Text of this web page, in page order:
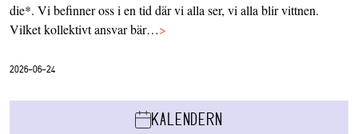
die*. Vi befinner oss i en tid där vi alla ser, vi alla blir vittnen.
Vilket kollektivt ansvar bär…>
2026-06-24
KALENDERN